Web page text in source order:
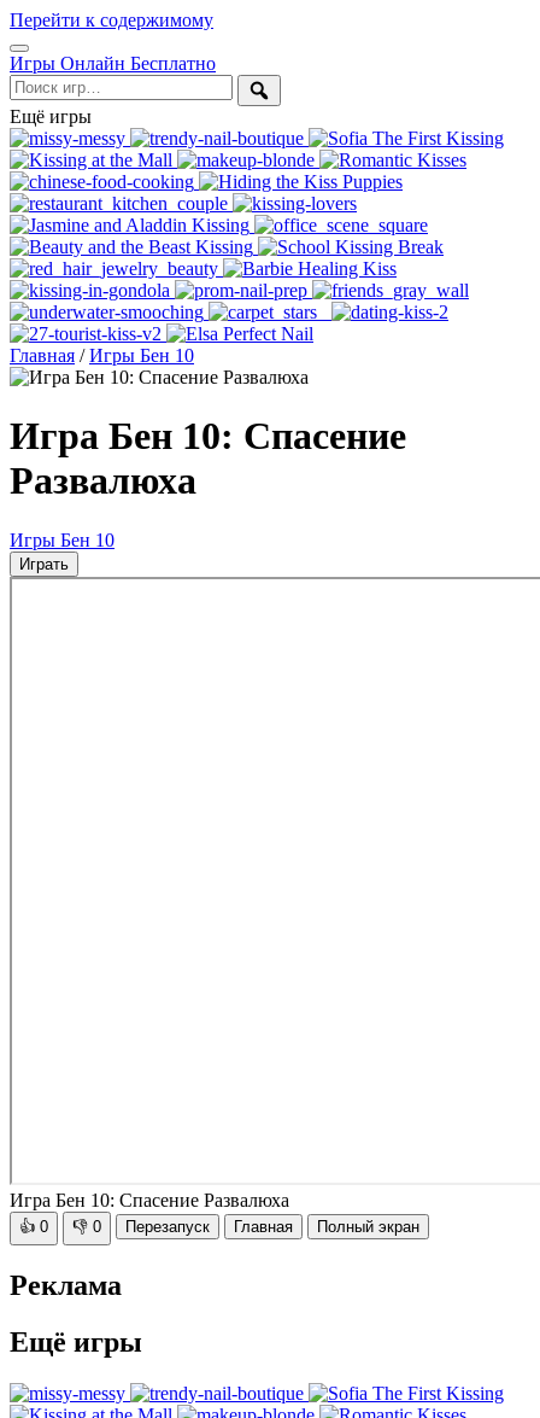
Перейти к содержимому
Открыть
меню
Игры Онлайн Бесплатно
Поиск
Ещё игры
Главная / Игры Бен 10
Игра Бен 10: Спасение
Развалюха
Игры Бен 10
Играть
Игра Бен 10: Спасение Развалюха
👍 0 👎 0 Перезапуск Главная Полный экран
Реклама
Ещё игры